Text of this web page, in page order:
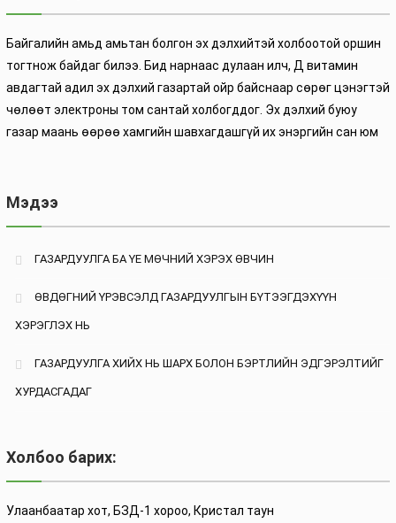
Байгалийн амьд амьтан болгон эх дэлхийтэй холбоотой оршин
тогтнож байдаг билээ. Бид нарнаас дулаан илч, Д витамин
авдагтай адил эх дэлхий газартай ойр байснаар сөрөг цэнэгтэй
чөлөөт электроны том сантай холбогддог. Эх дэлхий буюу
газар маань өөрөө хамгийн шавхагдашгүй их энэргийн сан юм
Мэдээ
ГАЗАРДУУЛГА БА ҮЕ МӨЧНИЙ ХЭРЭХ ӨВЧИН
ӨВДӨГНИЙ ҮРЭВСЭЛД ГАЗАРДУУЛГЫН БҮТЭЭГДЭХҮҮН
ХЭРЭГЛЭХ НЬ
ГАЗАРДУУЛГА ХИЙХ НЬ ШАРХ БОЛОН БЭРТЛИЙН ЭДГЭРЭЛТИЙГ
ХУРДАСГАДАГ
Холбоо барих:
Улаанбаатар хот, БЗД-1 хороо, Кристал таун